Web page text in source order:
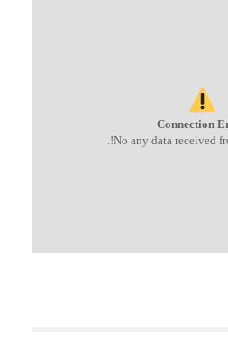
Connection
No any data received